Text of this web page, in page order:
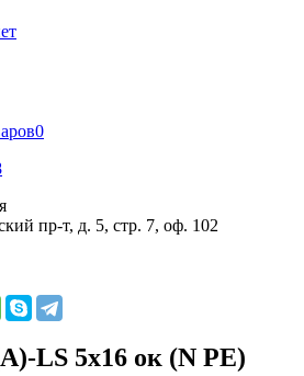
0
пр-т, д. 5, стр. 7, оф. 102
LS 5х16 ок (N PE)